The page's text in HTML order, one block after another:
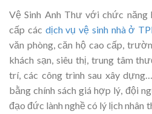
Vệ Sinh Anh Thư với chức
cấp các dịch vụ vệ sinh nhà ở
văn phòng, căn hộ cao cấp,
khách sạn, siêu thị, trung tâm
trí, các công trình sau xây
bằng chính sách giá hợp lý, đội
đạo đức lành nghề có lý lịch nhân